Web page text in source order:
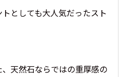
としても大人気だったスト
天然石ならではの重厚感の